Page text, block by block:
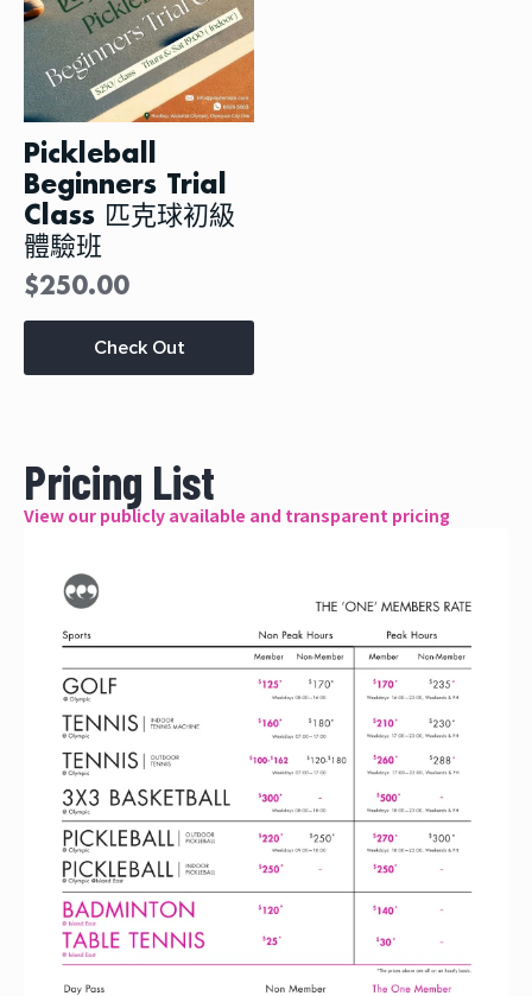
产
品
页
面
上
选
择
这
些
选
项
Pickleball
Beginners Trial
Class 匹克球初級
體驗班
$250.00
Check Out
本
品
变
体。
可
Pricing List
View our publicly available and transparent pricing